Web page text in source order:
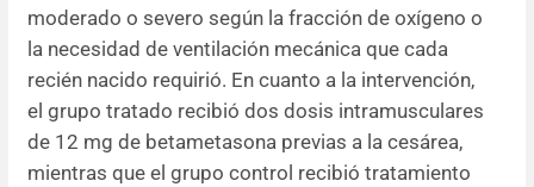
moderado o severo según la fracción de oxígeno o
la necesidad de ventilación mecánica que cada
recién nacido requirió. En cuanto a la intervención,
el grupo tratado recibió dos dosis intramusculares
de 12 mg de betametasona previas a la cesárea,
mientras que el grupo control recibió tratamiento